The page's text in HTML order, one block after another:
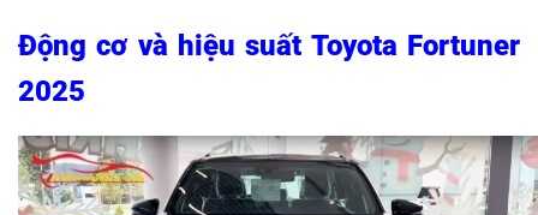
Động cơ và hiệu suất Toyota Fortuner
2025